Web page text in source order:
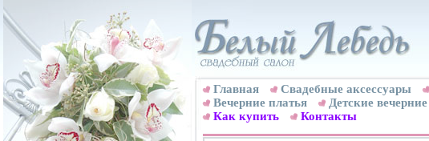
Главная Свадебные аксессуары
Вечерние платья
Детские
Как купить
Контакты